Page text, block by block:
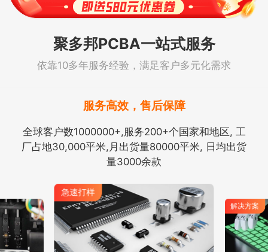
聚多邦PCBA一站式服务
依靠10多年服务经验，满足客户多元化需求
服务高效，售后保障
全球客户数1000000+,服务200+个国家和地区, 工
厂占地30,000平米,月出货量80000平米, 日均出货
量3000余款
解决方案